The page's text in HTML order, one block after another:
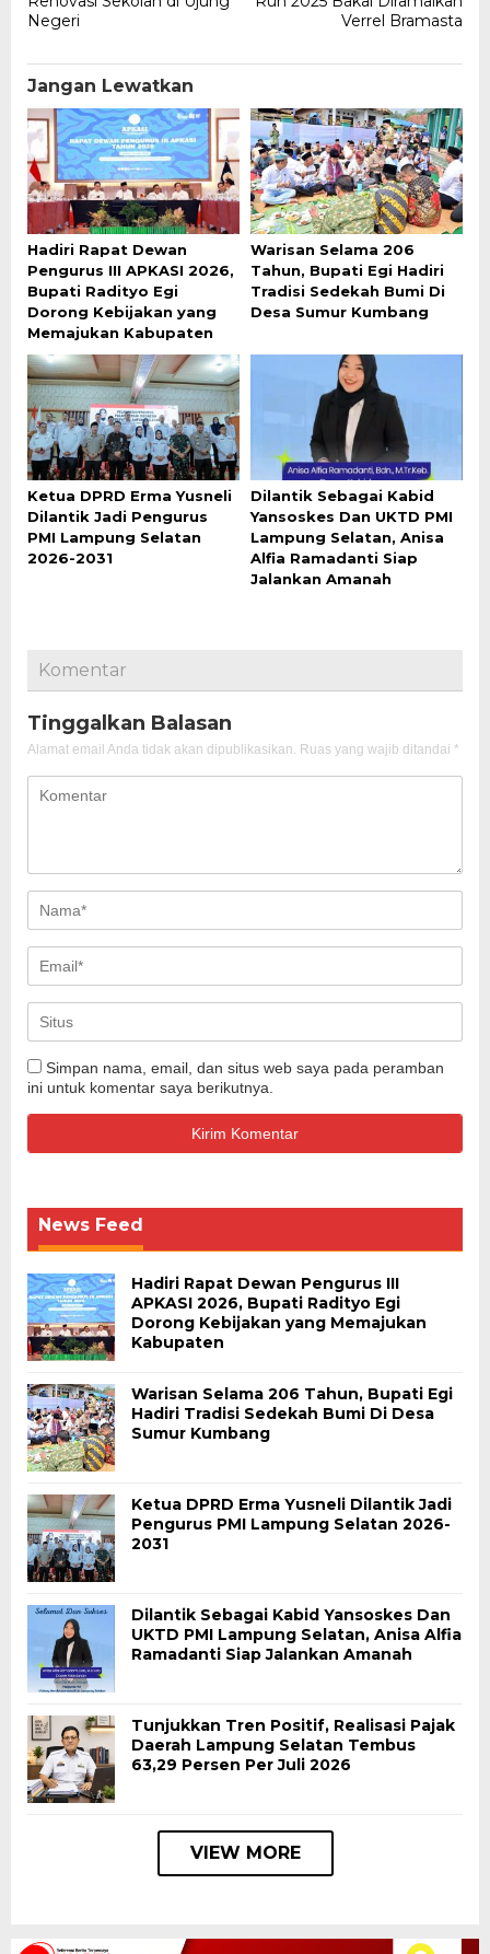
Negeri
Verrel Bramasta
Jangan Lewatkan
Hadiri Rapat Dewan
Pengurus III APKASI 2026,
Bupati Radityo Egi
Dorong Kebijakan yang
Memajukan Kabupaten
Warisan Selama 206
Tahun, Bupati Egi Hadiri
Tradisi Sedekah Bumi Di
Desa Sumur Kumbang
Ketua DPRD Erma Yusneli
Dilantik Jadi Pengurus
PMI Lampung Selatan
2026-2031
Dilantik Sebagai Kabid
Yansoskes Dan UKTD PMI
Lampung Selatan, Anisa
Alfia Ramadanti Siap
Jalankan Amanah
Komentar
Tinggalkan Balasan
Alamat email Anda tidak akan dipublikasikan. Ruas yang wajib ditandai *
Simpan nama, email, dan situs web saya pada peramban
ini untuk komentar saya berikutnya.
News Feed
Hadiri Rapat Dewan Pengurus III
APKASI 2026, Bupati Radityo Egi
Dorong Kebijakan yang Memajukan
Kabupaten
Warisan Selama 206 Tahun, Bupati Egi
Hadiri Tradisi Sedekah Bumi Di Desa
Sumur Kumbang
Ketua DPRD Erma Yusneli Dilantik Jadi
Pengurus PMI Lampung Selatan 2026-
2031
Dilantik Sebagai Kabid Yansoskes Dan
UKTD PMI Lampung Selatan, Anisa Alfia
Ramadanti Siap Jalankan Amanah
Tunjukkan Tren Positif, Realisasi Pajak
Daerah Lampung Selatan Tembus
63,29 Persen Per Juli 2026
VIEW MORE